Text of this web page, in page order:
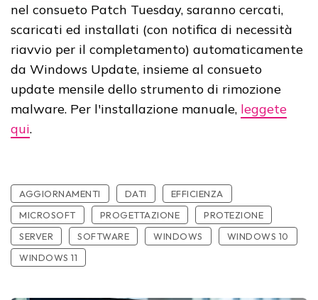
nel consueto Patch Tuesday, saranno cercati,
scaricati ed installati (con notifica di necessità
riavvio per il completamento) automaticamente
da Windows Update, insieme al consueto
update mensile dello strumento di rimozione
malware. Per l'installazione manuale, leggete
qui.
AGGIORNAMENTI DATI
EFFICIENZA
MICROSOFT
PROGETTAZIONE
PROTEZIONE
SERVER
SOFTWARE WINDOWS
WINDOWS 10
WINDOWS 11